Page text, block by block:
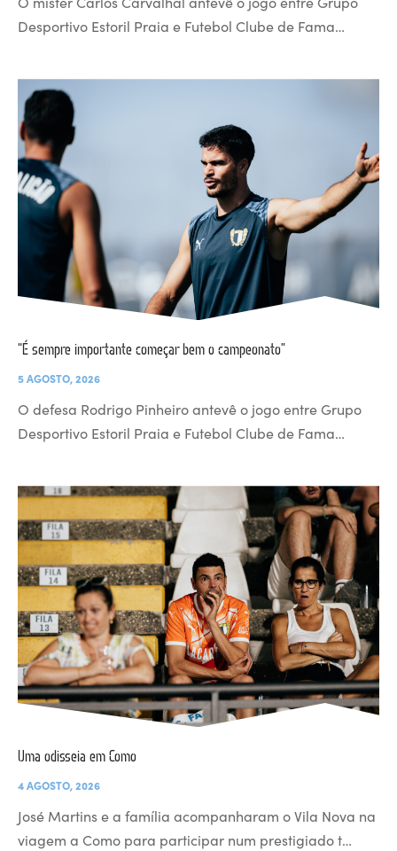
Desportivo Estoril Praia e Futebol Clube de Fama…
“É sempre importante começar bem o campeonato”
5 AGOSTO, 2026
O defesa Rodrigo Pinheiro antevê o jogo entre Grupo
Desportivo Estoril Praia e Futebol Clube de Fama…
Uma odisseia em Como
4 AGOSTO, 2026
José Martins e a família acompanharam o Vila Nova na
viagem a Como para participar num prestigiado t…